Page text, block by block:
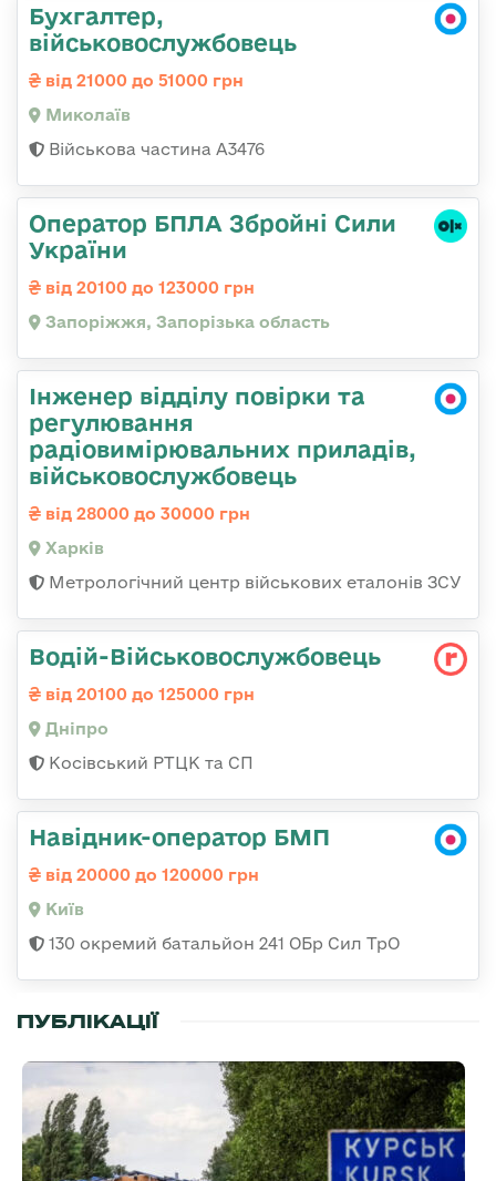
Бухгалтер,
військовослужбовець
від 21000 до 51000 грн
Миколаїв
Військова частина А3476
Оператор БПЛА Збройні Сили
України
від 20100 до 123000 грн
Запоріжжя, Запорізька область
Інженер відділу повірки та
регулювання
радіовимірювальних приладів,
військовослужбовець
від 28000 до 30000 грн
Харків
Метрологічний центр військових еталонів ЗСУ
Водій-Військовослужбовець
від 20100 до 125000 грн
Дніпро
Косівський РТЦК та СП
Навідник-оператор БМП
від 20000 до 120000 грн
Київ
130 окремий батальйон 241 ОБр Сил ТрО
ПУБЛІКАЦІЇ